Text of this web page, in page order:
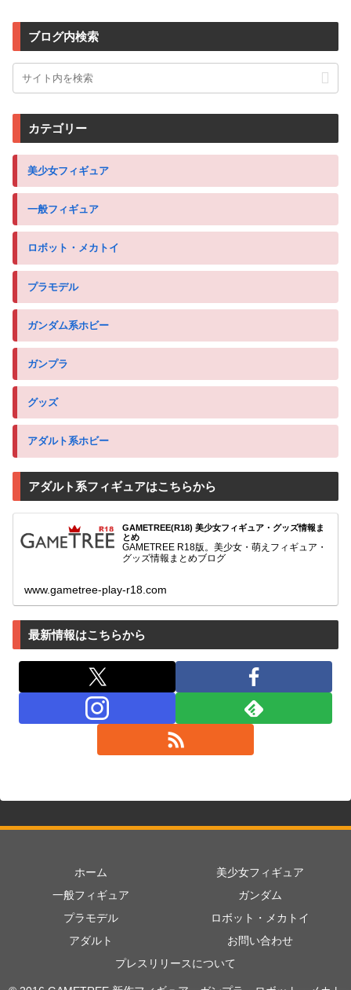
ブログ内検索
カテゴリー
美少女フィギュア
一般フィギュア
ロボット・メカトイ
プラモデル
ガンダム系ホビー
ガンプラ
グッズ
アダルト系ホビー
アダルト系フィギュアはこちらから
GAMETREE(R18) 美少女フィギュア・グッズ情報ま
とめ
GAMETREE R18版。美少女・萌えフィギュア・
グッズ情報まとめブログ
www.gametree-play-r18.com
最新情報はこちらから
ホーム
美少女フィギュア
一般フィギュア
ガンダム
プラモデル
ロボット・メカトイ
アダルト
お問い合わせ
プレスリリースについて